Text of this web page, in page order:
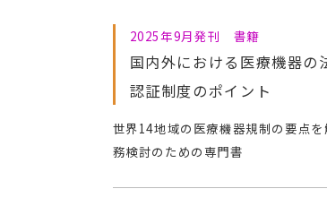
2025年9月発刊 書籍
国内外における医療機器の
認証制度のポイント
世界14地域の医療機器規制の要点
務検討のための専門書